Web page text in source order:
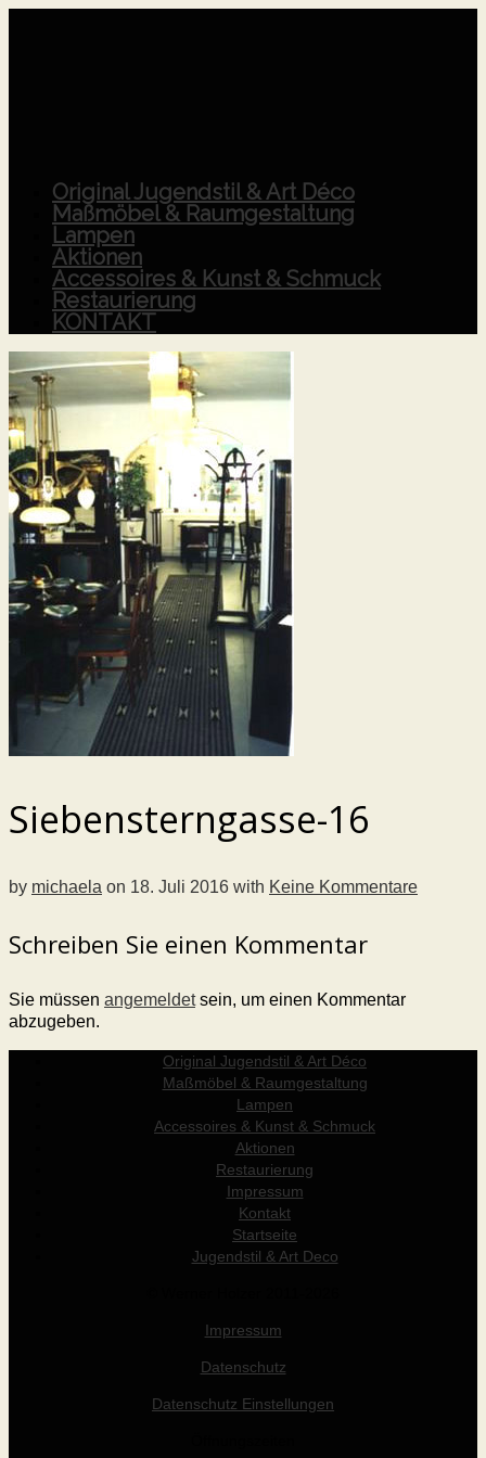
Original Jugendstil & Art Déco
Maßmöbel & Raumgestaltung
Lampen
Aktionen
Accessoires & Kunst & Schmuck
Restaurierung
KONTAKT
Siebensterngasse-16
by michaela on 18. Juli 2016 with Keine Kommentare
Schreiben Sie einen Kommentar
Sie müssen angemeldetsein, um einen Kommentar
abzugeben.
Original Jugendstil & Art Déco
Maßmöbel & Raumgestaltung
Lampen
Accessoires & Kunst & Schmuck
Aktionen
Restaurierung
Impressum
Kontakt
Startseite
Jugendstil & Art Deco
Impressum
Datenschutz
Datenschutz Einstellungen